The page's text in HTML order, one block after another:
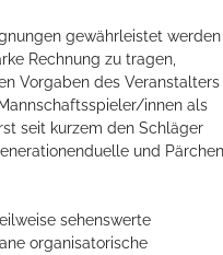
gewährleistet werden
Rechnung zu tragen,
Vorgaben des Veranstalters
innen als
seit kurzem den Schläger
und
sehenswerte
organisatorische